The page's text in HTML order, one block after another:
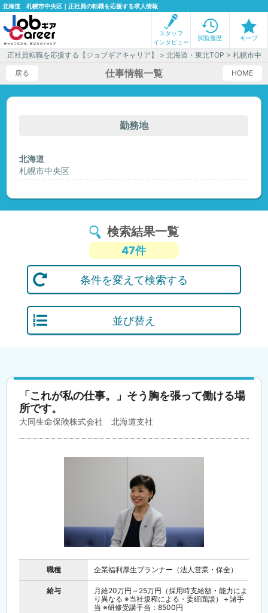
北海道 札幌市中央区｜正社員の転職を応援する求人情報
スタッフ
インタビュー
閲覧履歴 キープ
正社員転職を応援する【ジョブギアキャリア】 >北海道・東北TOP > 札幌市中
戻る
HOME
仕事情報一覧
勤務地
北海道
札幌市中央区
検索結果一覧
47件
条件を変えて検索する
並び替え
「これが私の仕事。」そう胸を張って働ける場
所です。
大同生命保険株式会社 北海道支社
職種 企業福利厚生プランナー（法人営業・保全）
給与
月給20万円～25万円（採用時支給額・能力によ
り異なる ※当社規程による・委細面談）＋諸手
当 ※研修受講手当：8500円